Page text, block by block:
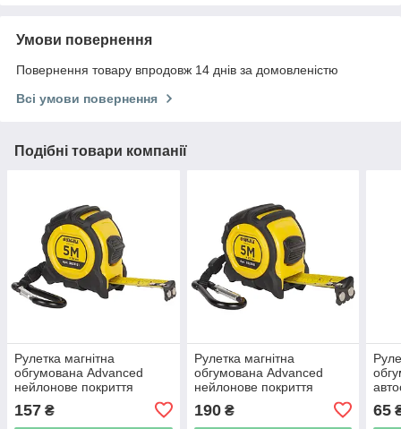
Умови повернення
Повернення товару впродовж 14 днів за домовленістю
Всі умови повернення
Подібні товари компанії
Рулетка магнітна
обгумована Advanced
нейлонове покриття
(3823151)
157 ₴
Рулетка магнітна
обгумована Advanced
нейлонове покриття
(3823161)
190₴ 65